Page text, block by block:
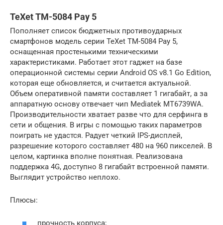
TeXet TM-5084 Pay 5
Пополняет список бюджетных противоударных
смартфонов модель серии TeXet TM-5084 Pay 5,
оснащенная простенькими техническими
характеристиками. Работает этот гаджет на базе
операционной системы серии Android OS v8.1 Go Edition,
которая еще обновляется, и считается актуальной.
Объем оперативной памяти составляет 1 гигабайт, а за
аппаратную основу отвечает чип Mediatek MT6739WA.
Производительности хватает разве что для серфинга в
сети и общения. В игры с помощью таких параметров
поиграть не удастся. Радует четкий IPS-дисплей,
разрешение которого составляет 480 на 960 пикселей. В
целом, картинка вполне понятная. Реализована
поддержка 4G, доступно 8 гигабайт встроенной памяти.
Выглядит устройство неплохо.
Плюсы:
прочность корпуса;